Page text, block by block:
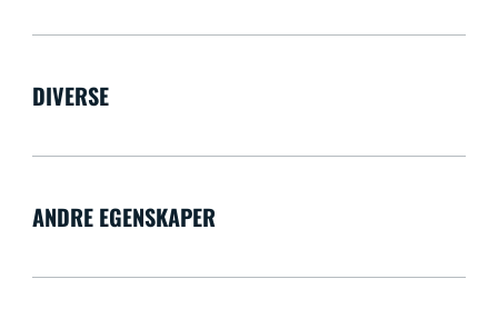
DIVERSE
ANDRE EGENSKAPER